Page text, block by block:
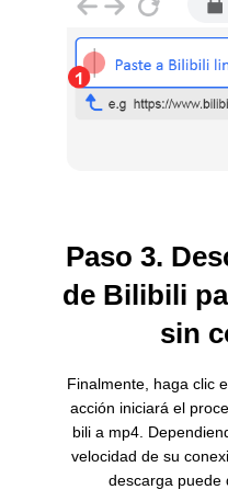
Paso 3.
de Bilibili
sin
Finalmente, haga clic
acción iniciará el
bili a mp4.
velocidad de su
descarga puede